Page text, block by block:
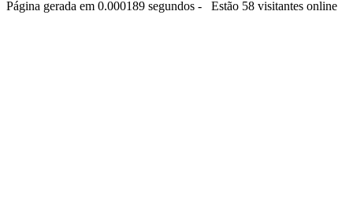
Página gerada em 0.000189 segundos - Estão 58 visitantes online